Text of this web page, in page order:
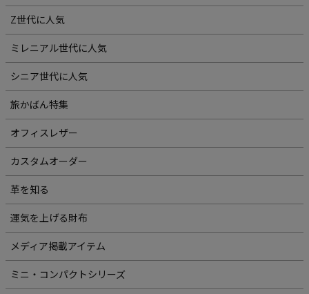
Z世代に人気
ミレニアル世代に人気
シニア世代に人気
旅かばん特集
オフィスレザー
カスタムオーダー
革を知る
運気を上げる財布
メディア掲載アイテム
ミニ・コンパクトシリーズ